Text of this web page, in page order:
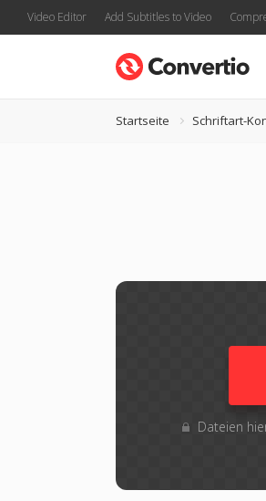
Video Editor Add Subtitles to Video
Startseite Schriftart-
Dateien